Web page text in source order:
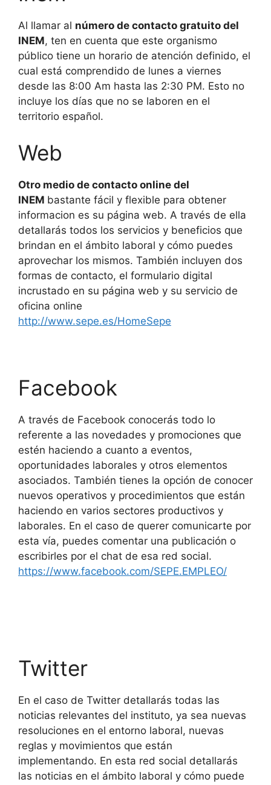
Al llamar al número de contacto gratuito del
INEM, ten en cuenta que este organismo
público tiene un horario de atención definido, el
cual está comprendido de lunes a viernes
desde las 8:00 Am hasta las 2:30 PM. Esto no
incluye los días que no se laboren en el
territorio español.
Web
Otro medio de contacto online del
INEM bastante fácil y flexible para obtener
informacion es su página web. A través de ella
detallarás todos los servicios y beneficios que
brindan en el ámbito laboral y cómo puedes
aprovechar los mismos. También incluyen dos
formas de contacto, el formulario digital
incrustado en su página web y su servicio de
oficina online
http://www.sepe.es/HomeSepe
Facebook
A través de Facebook conocerás todo lo
referente a las novedades y promociones que
estén haciendo a cuanto a eventos,
oportunidades laborales y otros elementos
asociados. También tienes la opción de conocer
nuevos operativos y procedimientos que están
haciendo en varios sectores productivos y
laborales. En el caso de querer comunicarte por
esta vía, puedes comentar una publicación o
escribirles por el chat de esa red social.
https://www.facebook.com/SEPE.EMPLEO/
Twitter
En el caso de Twitter detallarás todas las
noticias relevantes del instituto, ya sea nuevas
resoluciones en el entorno laboral, nuevas
reglas y movimientos que están
implementando. En esta red social detallarás
las noticias en el ámbito laboral y cómo puede